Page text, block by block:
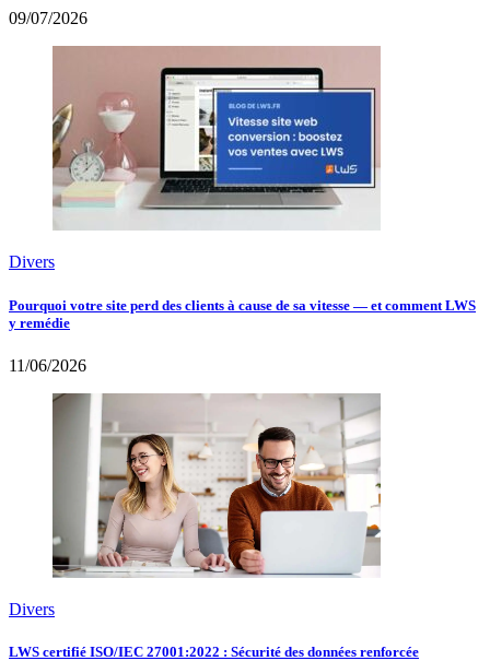
09/07/2026
Divers
Pourquoi votre site perd des clients à cause de sa vitesse — et comment LWS
y remédie
11/06/2026
Divers
LWS certifié ISO/IEC 27001:2022 : Sécurité des données renforcée